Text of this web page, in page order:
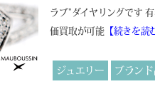
ラブ”ダイヤリングです
価買取が可能【続きを読
ジュエリー ブランド